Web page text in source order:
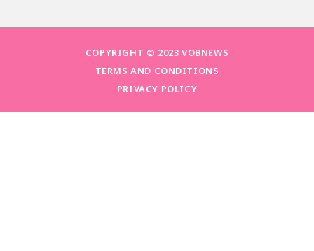
COPYRIGHT © 2023 VOBNEWS
TERMS AND CONDITIONS
PRIVACY POLICY